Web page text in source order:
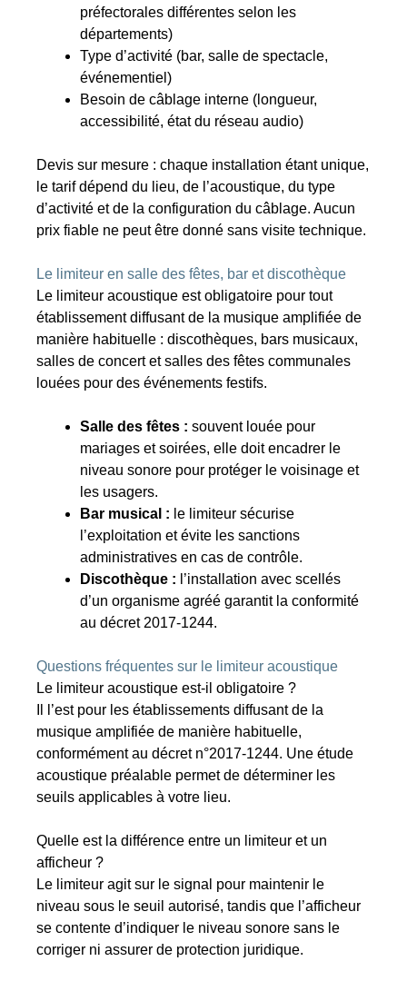
préfectorales différentes selon les
départements)
Type d’activité (bar, salle de spectacle,
événementiel)
Besoin de câblage interne (longueur,
accessibilité, état du réseau audio)
Devis sur mesure : chaque installation étant unique,
le tarif dépend du lieu, de l’acoustique, du type
d’activité et de la configuration du câblage. Aucun
prix fiable ne peut être donné sans visite technique.
Le limiteur en salle des fêtes, bar et discothèque
Le limiteur acoustique est obligatoire pour tout
établissement diffusant de la musique amplifiée de
manière habituelle : discothèques, bars musicaux,
salles de concert et salles des fêtes communales
louées pour des événements festifs.
Salle des fêtes : souvent louée pour
mariages et soirées, elle doit encadrer le
niveau sonore pour protéger le voisinage et
les usagers.
Bar musical : le limiteur sécurise
l’exploitation et évite les sanctions
administratives en cas de contrôle.
Discothèque : l’installation avec scellés
d’un organisme agréé garantit la conformité
au décret 2017-1244.
Questions fréquentes sur le limiteur acoustique
Le limiteur acoustique est-il obligatoire ?
Il l’est pour les établissements diffusant de la
musique amplifiée de manière habituelle,
conformément au décret n°2017-1244. Une étude
acoustique préalable permet de déterminer les
seuils applicables à votre lieu.
Quelle est la différence entre un limiteur et un
afficheur ?
Le limiteur agit sur le signal pour maintenir le
niveau sous le seuil autorisé, tandis que l’afficheur
se contente d’indiquer le niveau sonore sans le
corriger ni assurer de protection juridique.